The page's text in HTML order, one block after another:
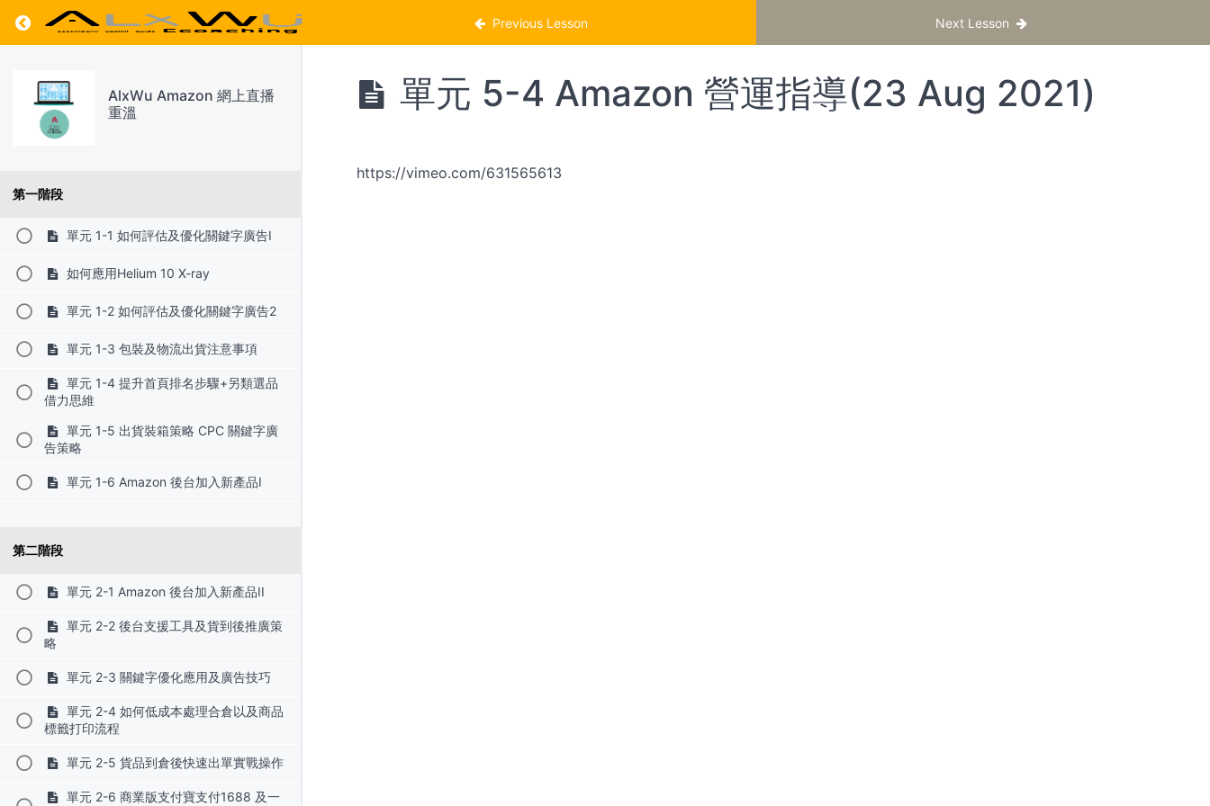
Return to course: AlxWu Amazon 網上直播重溫 Previous Lesson Next Lesson
AlxWu Amazon 網上直播
重溫
第一階段
單元 1-1 如何評估及優化關鍵字廣告I
如何應用Helium 10 X-ray
單元 1-2 如何評估及優化關鍵字廣告2
單元 1-3 包裝及物流出貨注意事項
單元 1-4 提升首頁排名步驟+另類選品
借力思維
單元 1-5 出貨裝箱策略 CPC 關鍵字廣
告策略
單元 1-6 Amazon 後台加入新產品I
第二階段
單元 2-1 Amazon 後台加入新產品II
單元 2-2 後台支援工具及貨到後推廣策
略
單元 2-3 關鍵字優化應用及廣告技巧
單元 2-4 如何低成本處理合倉以及商品
標籤打印流程
單元 2-5 貨品到倉後快速出單實戰操作
單元 2-6 商業版支付寶支付1688 及一
單元 5-4 Amazon 營運指導(23 Aug 2021)
https://vimeo.com/631565613